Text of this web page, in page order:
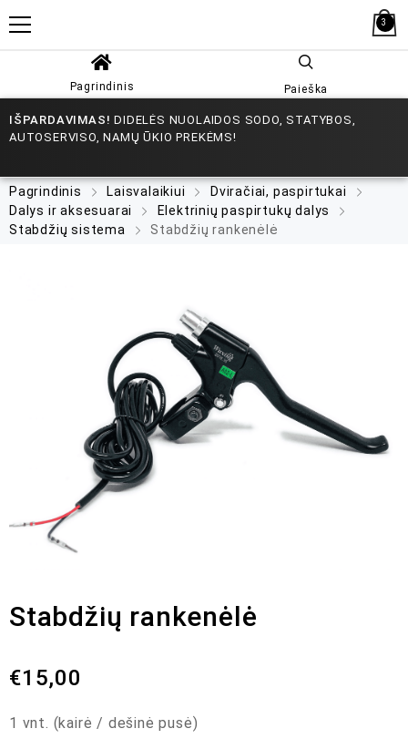
3
Pagrindinis Paieška
IŠPARDAVIMAS! DIDELĖS NUOLAIDOS SODO, STATYBOS,
AUTOSERVISO, NAMŲ ŪKIO PREKĖMS!
Pagrindinis Laisvalaikiui
Dviračiai, paspirtukai
Dalys ir aksesuarai
Elektrinių paspirtukų dalys
Stabdžių sistema
Stabdžių rankenėlė
Stabdžių rankenėlė
€15,00
1 vnt. (kairė / dešinė pusė)